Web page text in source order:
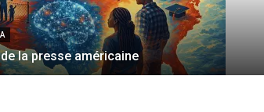
la presse américaine